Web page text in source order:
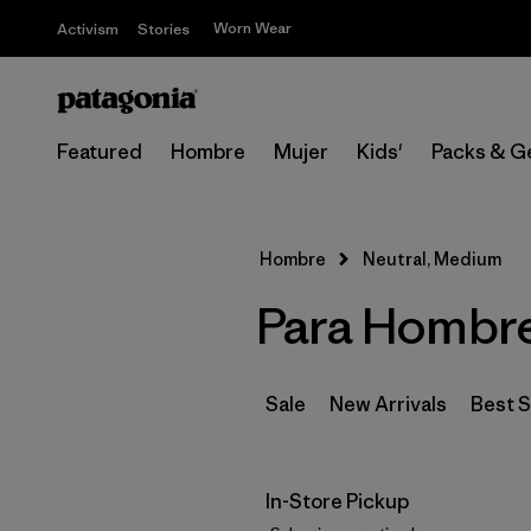
Activism Stories Worn Wear
Featured Hombre Mujer Kids' Packs &
Hombre Neutral, Medium
Para
Sale New Arrivals Best
In-Store Pickup